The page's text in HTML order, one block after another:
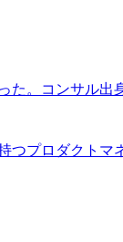
た。コンサル
つプロダクト